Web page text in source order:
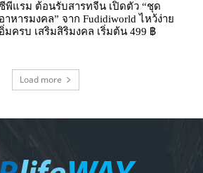
พีแรม ต้อนรับสารทจีน เปิดตัว “ชุด
อาหารมงคล” จาก Fudidiworld ไหว้ง่าย
อิ่มครบ เสริมสิริมงคล เริ่มต้น 499 ฿
Load more